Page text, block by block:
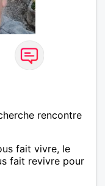
rencontre
fait vivre, le
fait revivre pour